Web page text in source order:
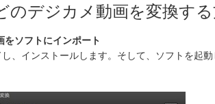
のデジカメ動画を変換す
ソフトにインポート
し、インストールします。そして、ソフトを起